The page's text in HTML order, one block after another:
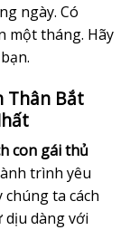
ngày. Có
một tháng. Hãy
Thân Bắt
con gái thủ
trình yêu
ta cách
dịu dàng với